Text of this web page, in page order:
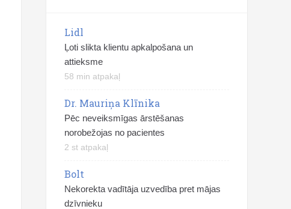
Lidl
Ļoti slikta klientu apkalpošana un
attieksme
58 min atpakaļ
Dr. Mauriņa Klīnika
Pēc neveiksmīgas ārstēšanas
norobežojas no pacientes
2 st atpakaļ
Bolt
Nekorekta vadītāja uzvedība pret mājas
dzīvnieku